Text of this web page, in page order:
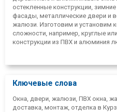
остекленные конструкции,
фасады, металлические двери и
жалюзи. Изготовим и установим
сложности, например, круглые
конструкции из ПВХ и алюминия
конфигурации –
придадут зданию оригинальный
Ключевые слова
Окна, двери, жалюзи, ПВХ окна,
доставка, монтаж, отделка в